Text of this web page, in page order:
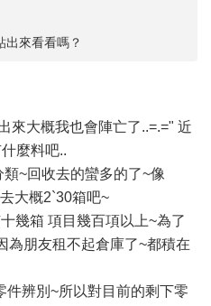
出來看看嗎？
來大概我也會陣亡了..=.=" 近
麼料吧..
類~回收去的蠻多的了~像
大概2`30箱吧~
幾箱 項目幾百項以上~為了
為朋友租不起倉庫了~都積在
辨別~所以對目前的剩下零